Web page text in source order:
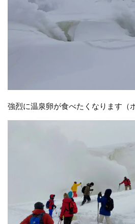
強烈に温泉卵が食べたくなります（